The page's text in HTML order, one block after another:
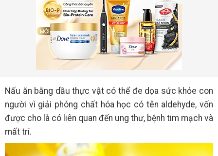
Nấu ăn bằng dầu thực vật có thể đe dọa sức khỏe con
người vì giải phóng chất hóa học có tên aldehyde, vốn
được cho là có liên quan đến ung thư, bệnh tim mạch và
mất trí.